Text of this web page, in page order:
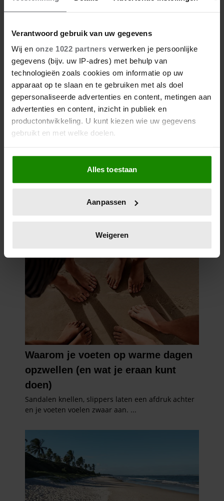
Verantwoord gebruik van uw gegevens
Wij en onze 1022 partners verwerken je persoonlijke
gegevens (bijv. uw IP-adres) met behulp van
technologieën zoals cookies om informatie op uw
apparaat op te slaan en te gebruiken met als doel
gepersonaliseerde advertenties en content, metingen aan
advertenties en content, inzicht in publiek en
productontwikkeling. U kunt kiezen wie uw gegevens
gebruikt en met welke doelen.
Als u het toestaat, willen we ook graag:
Informatie verzamelen over uw geografische
locatie, die tot een paar meter nauwkeurig kan zijn
scannen op specifieke eigenschappen (fingerprinting)
verwerkt en stel uw voorkeuren in het
intrekken in de Cookieverklaring.
We gebruiken cookies om content en advertenties te
personaliseren, om functies voor social media te bieden
en om ons websiteverkeer te analyseren. Ook delen we
informatie over uw gebruik van onze site met onze
partners voor social media, adverteren en analyse. Deze
partners kunnen deze gegevens combineren met andere
informatie die u aan ze heeft verstrekt of die ze hebben
verzameld op basis van uw gebruik van hun services. U
gaat akkoord met onze cookies als u onze website blijft
gebruiken.
Alles toestaan
Aanpassen
Weigeren